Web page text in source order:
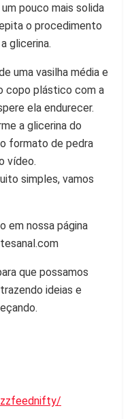
pouco mais solida
o procedimento
glicerina.
uma vasilha média e
copo plástico com a
ela endurecer.
a glicerina do
formato de pedra
vídeo.
simples, vamos
em nossa página
que possamos
ideias e